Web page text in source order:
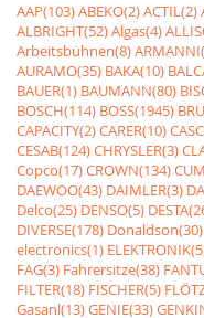
AAP(103)ABEKO(2)ACTIL(2)
ALBRIGHT(52)Algas(4)
Arbeitsbühnen(8)
AURAMO(35) BAKA(10)
BAUER(1) BAUMANN(80)
BOSCH(114) BOSS(1945)
CAPACITY(2)CARER(10)
CESAB(124)CHRYSLER(3)
Copco(17)CROWN(134)
DAEWOO(43) DAIMLER(3)
Delco(25) DENSO(5)
DIVERSE(178) Donaldson(30)
electronics(1)
FAG(3) Fahrersitze(38)
FILTER(18) FISCHER(5)
Gasanl(13)GENIE(33)